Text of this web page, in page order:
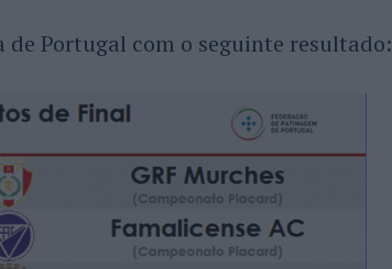
Portugal com o seguinte resultado: